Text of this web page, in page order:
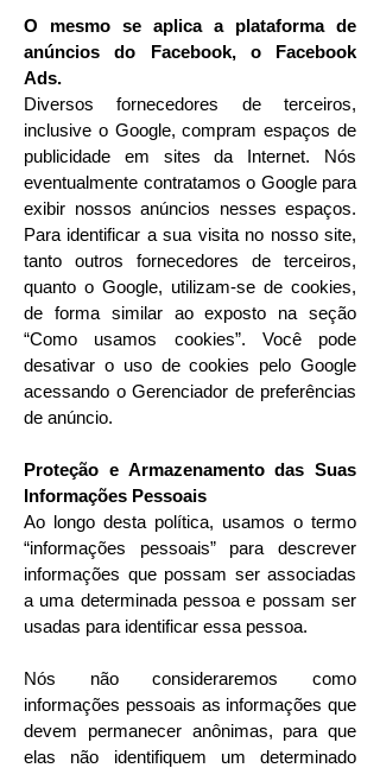
O mesmo se aplica a plataforma de
anúncios do Facebook, o Facebook
Ads.
Diversos fornecedores de terceiros,
inclusive o Google, compram espaços de
publicidade em sites da Internet. Nós
eventualmente contratamos o Google para
exibir nossos anúncios nesses espaços.
Para identificar a sua visita no nosso site,
tanto outros fornecedores de terceiros,
quanto o Google, utilizam-se de cookies,
de forma similar ao exposto na seção
“Como usamos cookies”. Você pode
desativar o uso de cookies pelo Google
acessando o Gerenciador de preferências
de anúncio.
Proteção e Armazenamento das Suas
Informações Pessoais
Ao longo desta política, usamos o termo
“informações pessoais” para descrever
informações que possam ser associadas
a uma determinada pessoa e possam ser
usadas para identificar essa pessoa.
Nós não consideraremos como
informações pessoais as informações que
devem permanecer anônimas, para que
elas não identifiquem um determinado